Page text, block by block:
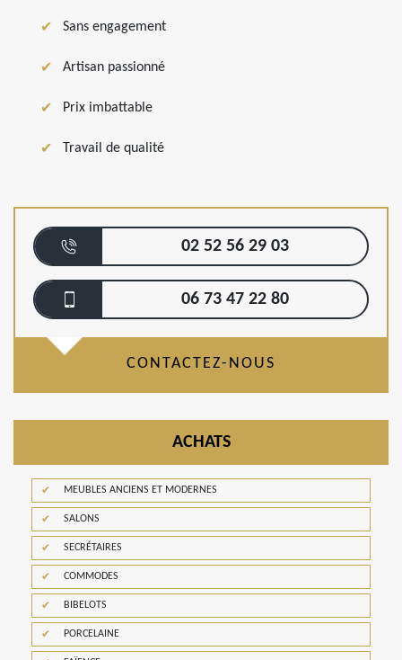
Sans engagement
Artisan passionné
Prix imbattable
Travail de qualité
02 52 56 29 03
06 73 47 22 80
CONTACTEZ-NOUS
ACHATS
MEUBLES ANCIENS ET MODERNES
SALONS
SECRÉTAIRES
COMMODES
BIBELOTS
PORCELAINE